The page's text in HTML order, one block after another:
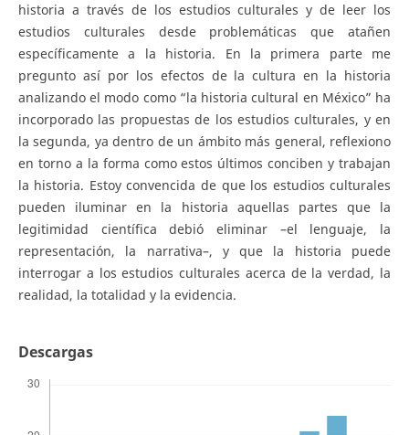
historia a través de los estudios culturales y de leer los
estudios culturales desde problemáticas que atañen
específicamente a la historia. En la primera parte me
pregunto así por los efectos de la cultura en la historia
analizando el modo como “la historia cultural en México” ha
incorporado las propuestas de los estudios culturales, y en
la segunda, ya dentro de un ámbito más general, reflexiono
en torno a la forma como estos últimos conciben y trabajan
la historia. Estoy convencida de que los estudios culturales
pueden iluminar en la historia aquellas partes que la
legitimidad científica debió eliminar –el lenguaje, la
representación, la narrativa–, y que la historia puede
interrogar a los estudios culturales acerca de la verdad, la
realidad, la totalidad y la evidencia.
Descargas